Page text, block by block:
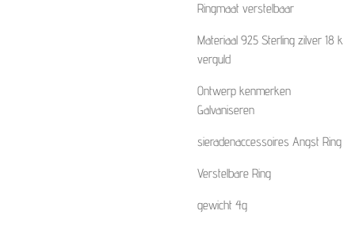
Ringmaat verstelbaar
Materiaal 925 Sterling zilver 18 k
verguld
Ontwerp kenmerken
Galvaniseren
sieradenaccessoires Angst Ring
Verstelbare Ring
gewicht 4g